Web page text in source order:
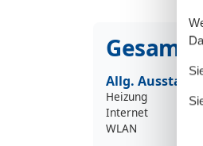
Allg.
Heizung
Internet
WLAN